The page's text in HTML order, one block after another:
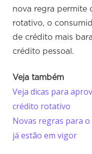
nova regra permite
rotativo, o
de crédito mais
crédito pessoal.
Veja também
Veja dicas para
crédito rotativo
Novas regras para
já estão em vigor